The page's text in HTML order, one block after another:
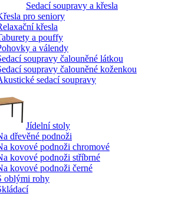
Sedací soupravy a křesla
pro seniory
křesla
a pouffy
a válendy
soupravy čalouněné látkou
soupravy čalouněné koženkou
sedací soupravy
Jídelní stoly
dřevěné podnoži
kovové podnoži chromové
kovové podnoži stříbrné
kovové podnoži černé
oblými rohy